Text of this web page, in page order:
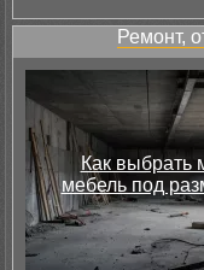
Ремонт,
Как выбрать
мебель под